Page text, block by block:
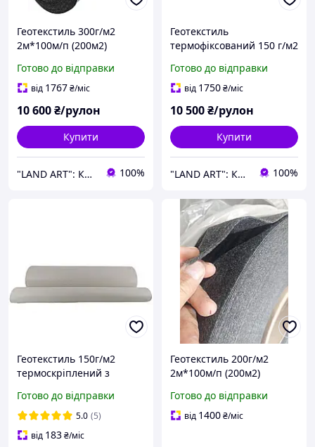
Геотекстиль 300г/м2
2м*100м/п (200м2)
термофіксований
Геотекстиль для доріг
Готово до відправки
від 1767₴/міс
10 600₴/рулон
Купити
"LAND ART": Корисні товари для вашого будинку та саду! 100%
Геотекстиль
термофіксований 150 г/м2
Геотекстиль від бур'янів,
для дренажу та захисту
Готово до відправки
від 1750₴/міс
10 500₴/рулон
Купити
"LAND ART": Корисні товари для вашого будинку та саду! 100%
Геотекстиль 150г/м2
термоскріплений з
Геотекстиль під
тротуарну плитку
Нетканий геотекстиль
Готово до відправки
5.0 (5)
від 183₴/міс
Геотекстиль 200г/м2
2м*100м/п (200м2)
щебінь, під плитку, під
басейни
Готово до відправки
від 1400₴/міс